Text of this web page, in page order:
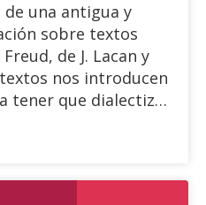
una antigua y
sobre textos
de J. Lacan y
nos introducen
tener que dialectizar
del no ser al